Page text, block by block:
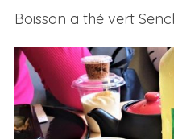
Boisson a thé vert
S
e
r